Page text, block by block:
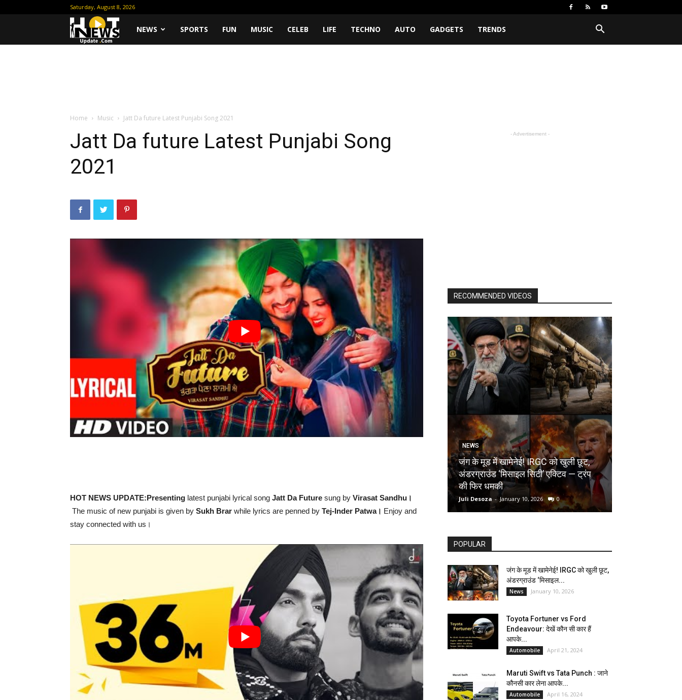
Saturday, August 8, 2026
HotNEWS SPORTS FUN MUSIC CELEB LIFE TECHNO AUTO GADGETS TRENDS
Home Music Jatt Da future Latest Punjabi Song 2021
Jatt Da future Latest Punjabi Song
2021
HOT NEWS UPDATE:Presenting latest punjabi lyrical song Jatt Da Future sung by Virasat Sandhu।
The music of new punjabi is given by Sukh Brar while lyrics are penned by Tej-Inder Patwa। Enjoy and
stay connected with us।
- Advertisement -
RECOMMENDED VIDEOS
NEWS
जंग के मूड में खामेनेई! IRGC को खुली छूट,
अंडरग्राउंड ‘मिसाइल सिटी’ एक्टिव — ट्रंप
की फिर धमकी
Juli Desoza - January 10, 2026 0
POPULAR
जंग के मूड में खामेनेई! IRGC को खुली छूट,
अंडरग्राउंड ‘मिसाइल...
News January 10, 2026
Toyota Fortuner vs Ford
Endeavour: देखें कौन सी कार हैं
आपके...
Automobile April 21, 2024
Maruti Swift vs Tata Punch : जाने
कौनसी कार लेना आपके...
Automobile April 16, 2024